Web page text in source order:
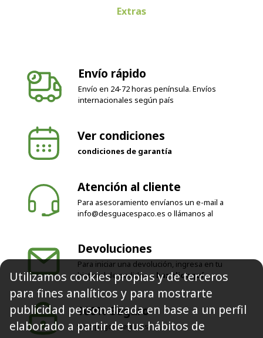
Envío en 24-72 horas península. Envíos
internacionales según país
condiciones de garantía
Para asesoramiento envíanos un e-mail a
info@desguacespaco.es o llámanos al
Para iniciar una devolución, ingresa en tu
historial de pedidos o
100% Seguro
Solo pagos seguros
Utilizamos cookies propias y de terceros
para fines analíticos y para mostrarte
publicidad personalizada en base a un perfil
elaborado a partir de tus hábitos de